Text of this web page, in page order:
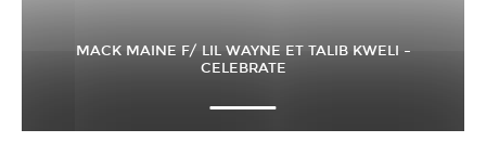
MACK MAINE F/ LIL WAYNE ET TALIB KWELI –
CELEBRATE